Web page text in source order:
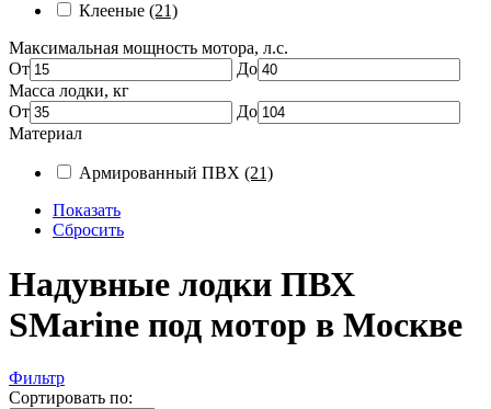
Клееные (21)
Максимальная мощность мотора, л.с.
От
До
Масса лодки, кг
От
До
Материал
Армированный ПВХ (21)
Показать
Сбросить
Надувные лодки ПВХ
SMarine под мотор в Москве
Фильтр
Сортировать по: